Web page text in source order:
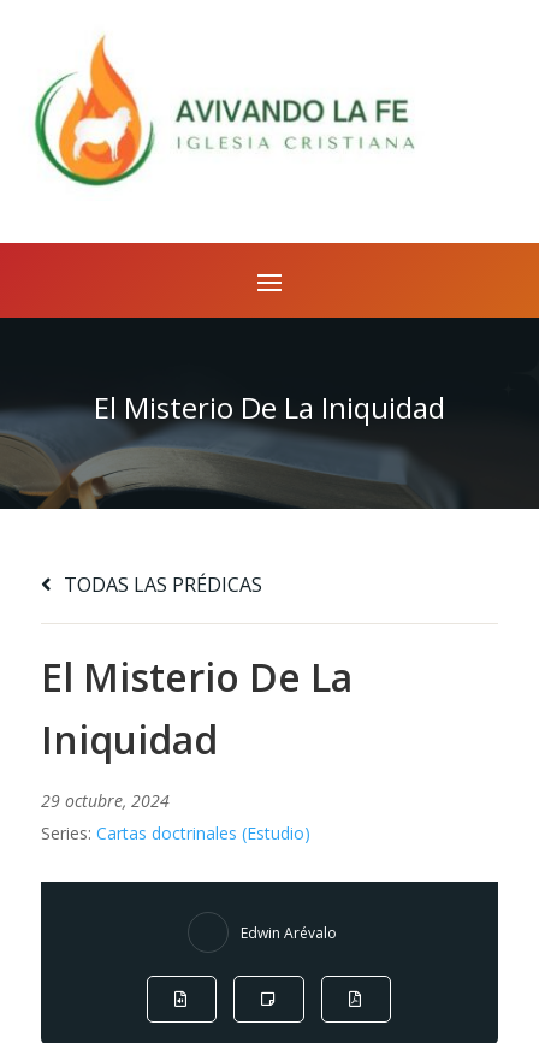
El Misterio De La Iniquidad
TODAS LAS PRÉDICAS
El Misterio De La
Iniquidad
29 octubre, 2024
Series: Cartas doctrinales (Estudio)
Edwin Arévalo